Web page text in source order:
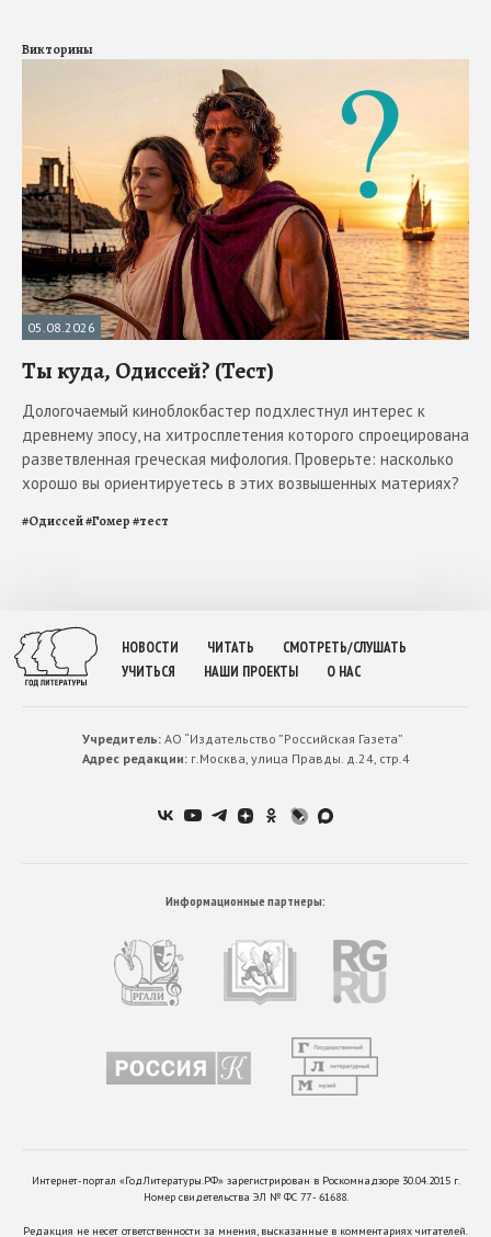
Викторины
05.08.2026
Ты куда, Одиссей? (Тест)
Дологочаемый киноблокбастер подхлестнул интерес к
древнему эпосу, на хитросплетения которого спроецирована
разветвленная греческая мифология. Проверьте: насколько
хорошо вы ориентируетесь в этих возвышенных материях?
#Одиссей#Гомер#тест
НОВОСТИ ЧИТАТЬ
СМОТРЕТЬ/СЛУШАТЬ
УЧИТЬСЯ
НАШИ ПРОЕКТЫ О НАС
Учредитель:АО “Издательство ”Российская Газета”
Адрес редакции:г.Москва, улица Правды. д.24, стр.4
Информационные партнеры:
Интернет-портал «ГодЛитературы.РФ» зарегистрирован в Роскомнадзоре 30.04.2015 г.
Номер свидетельства ЭЛ № ФС 77 - 61688.
Редакция не несет ответственности за мнения, высказанные в комментариях читателей.